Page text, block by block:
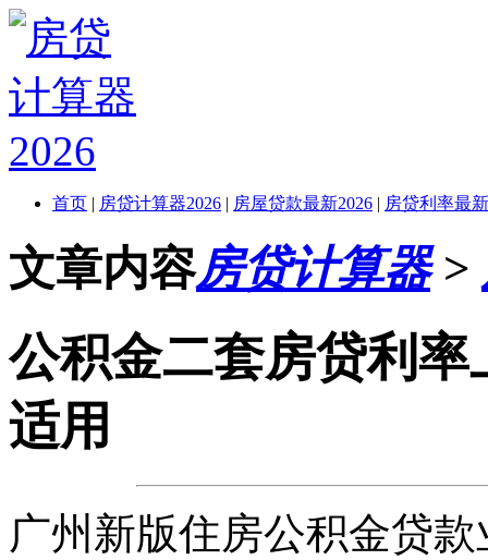
首页 | 房贷计算器2026 | 房屋贷款最新2026 | 房贷利率最
文章内容房贷计算器>
公积金二套房贷利
适用
广州新版住房公积金贷